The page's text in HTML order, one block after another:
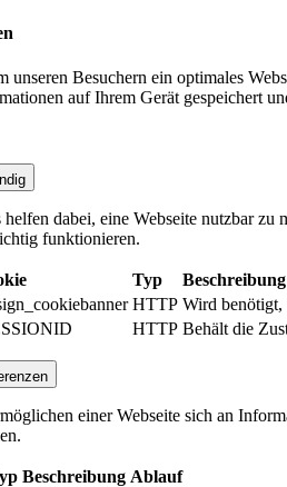
unseren Besuchern ein optimales
auf Ihrem Gerät gespeichert
dabei, eine Webseite nutzbar
funktionieren.
Typ Beschreibung
HTTP Wird benötigt,
HTTP Behält die
einer Webseite sich an
Beschreibung Ablauf